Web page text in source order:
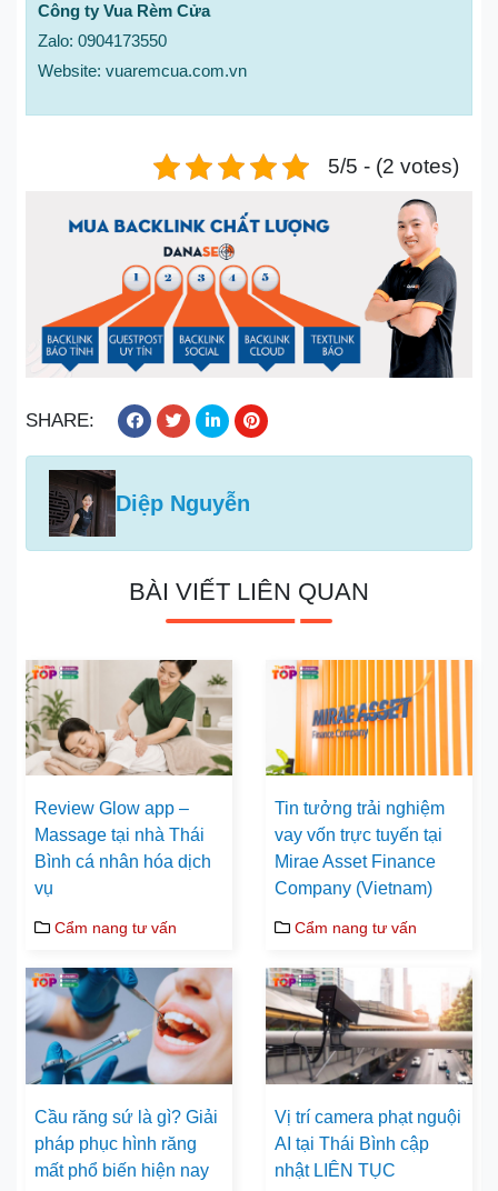
Công ty Vua Rèm Cửa
Zalo: 0904173550
Website: vuaremcua.com.vn
5/5 - (2 votes)
SHARE:
Diệp Nguyễn
BÀI VIẾT LIÊN QUAN
Review Glow app –
Massage tại nhà Thái
Bình cá nhân hóa dịch
vụ
Cẩm nang tư vấn
Tin tưởng trải nghiệm
vay vốn trực tuyến tại
Mirae Asset Finance
Company (Vietnam)
Cẩm nang tư vấn
Cầu răng sứ là gì? Giải
pháp phục hình răng
mất phổ biến hiện nay
Vị trí camera phạt nguội
AI tại Thái Bình cập
nhật LIÊN TỤC